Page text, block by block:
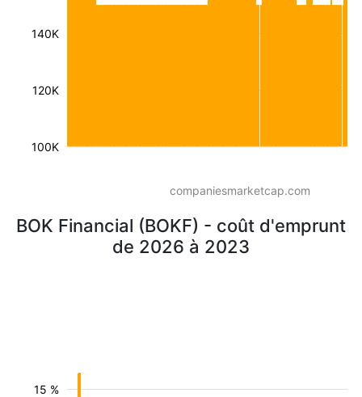
100K
120K
140K
companiesmarketcap.com
BOK Financial (BOKF) - coût d'emprunt
de 2026 à 2023
15 %